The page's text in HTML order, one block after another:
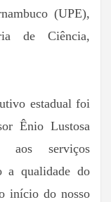
(UPE),
de Ciência,
estadual foi
Ênio Lustosa
aos serviços
a qualidade do
início do nosso